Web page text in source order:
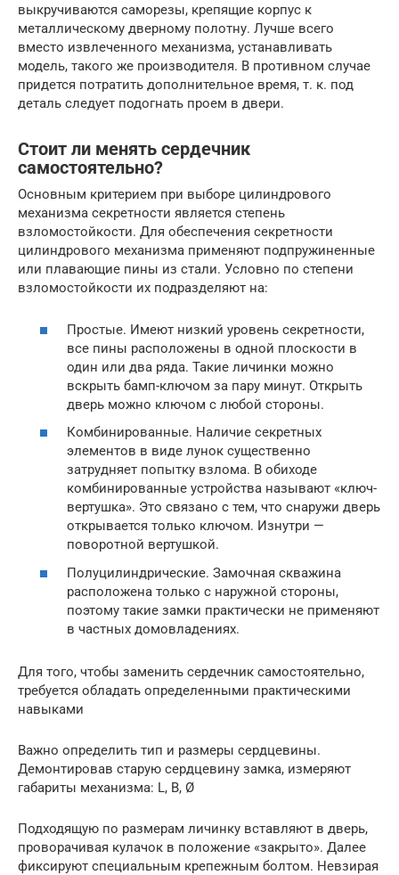
выкручиваются саморезы, крепящие корпус к
металлическому дверному полотну. Лучше всего
вместо извлеченного механизма, устанавливать
модель, такого же производителя. В противном случае
придется потратить дополнительное время, т. к. под
деталь следует подогнать проем в двери.
Стоит ли менять сердечник
самостоятельно?
Основным критерием при выборе цилиндрового
механизма секретности является степень
взломостойкости. Для обеспечения секретности
цилиндрового механизма применяют подпружиненные
или плавающие пины из стали. Условно по степени
взломостойкости их подразделяют на:
Простые. Имеют низкий уровень секретности,
все пины расположены в одной плоскости в
один или два ряда. Такие личинки можно
вскрыть бамп-ключом за пару минут. Открыть
дверь можно ключом с любой стороны.
Комбинированные. Наличие секретных
элементов в виде лунок существенно
затрудняет попытку взлома. В обиходе
комбинированные устройства называют «ключ-
вертушка». Это связано с тем, что снаружи дверь
открывается только ключом. Изнутри —
поворотной вертушкой.
Полуцилиндрические. Замочная скважина
расположена только с наружной стороны,
поэтому такие замки практически не применяют
в частных домовладениях.
Для того, чтобы заменить сердечник самостоятельно,
требуется обладать определенными практическими
навыками
Важно определить тип и размеры сердцевины.
Демонтировав старую сердцевину замка, измеряют
габариты механизма: L, B, Ø
Подходящую по размерам личинку вставляют в дверь,
проворачивая кулачок в положение «закрыто». Далее
фиксируют специальным крепежным болтом. Невзирая